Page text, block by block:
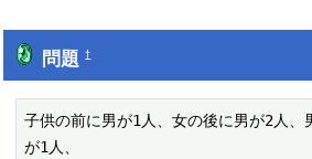
問題†
子供の前に男が1人、女の後に男が2人、
が1人、